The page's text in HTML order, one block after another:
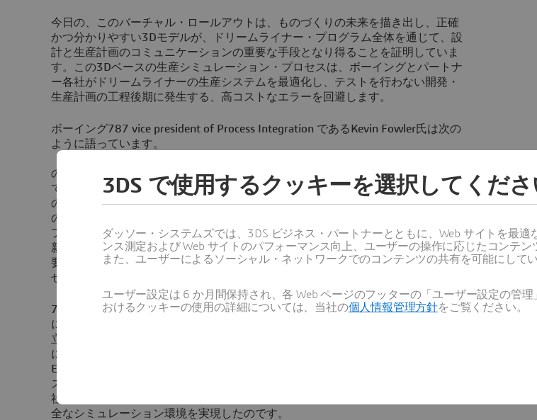
今日の、このバーチャル・ロールアウトは、ものづくりの未来を描き出し、正確
かつ分かりやすい3Dモデルが、ドリームライナー・プログラム全体を通じて、設
計と生産計画のコミュニケーションの重要な手段となり得ることを証明していま
す。この3Dベースの生産シミュレーション・プロセスは、ボーイングとパートナ
ー各社がドリームライナーの生産システムを最適化し、テストを行わない開発・
生産計画の工程後期に発生する、高コストなエラーを回避します。
ボーイング787 vice president of Process Integration であるKevin Fowler氏は次の
ように語っています。
「787ドリームライナーのような画期的な開発プログラムは、効率的かつ柔軟性
の高い生産計画を組み立てることで、性能、品質、コスト、スケジュールにおい
て、新たな方法でもってリードする必要がありました。3D PLMはこれらすべて
の要求に、適切に対応することができるのです。787プログラムでは、世界各地
のパートナーとのコラボレーションにおいて、新しい要素やテクノロジーを生産
プロセスに取り入れています。このような生産プロセスの為の新しい要件は、、
新しい種類のプロセスやコンピューティング・デザイン技術のバックボーンを必
要としており、それはダッソー・システムズと仕事を始めた3年前には存在しま
せんでした。」
787ドリームライナー・プログラムは、その規模と複雑性を有するプロジェクト
において、初の3Dモデルとシミュレーションを活用した事例であり、製品開発の
立ち上げから生産、そしてサポートまでを対象としています。ボーイングがすで
に活用しているダッソー・システムズのCATIA（バーチャル設計を実現）と
ENOVIA（コラボレーション・テクノロジーを実現）を基盤とし、ダッソー・シ
ステムズのDELMIAソフトウエア・スイートにより、ボーイングとパートナー各
社に対し、実際に必要なツールや生産設備の構築をする前に、787製造工程の完
全なシミュレーション環境を実現したのです。
3DS で使用するクッキーを選択してくださ
ダッソー・システムズでは、3DS ビジネス・パートナーとともに、Web サイトを最
ンス測定および Web サイトのパフォーマンス向上、ユーザーの操作に応じたコンテ
また、ユーザーによるソーシャル・ネットワークでのコンテンツの共有を可能にしてい
ユーザー設定は 6 か月間保持され、各 Web ページのフッターの「ユーザー設定の管
おけるクッキーの使用の詳細については、当社の個人情報管理方針をご覧ください。